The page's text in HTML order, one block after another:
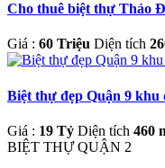
Cho thuê biệt thự Thảo
Giá : 60 Triệu Diện tích
Biệt thự đẹp Quận 9
Giá : 19 Tỷ Diện tích 460
BIỆT THỰ QUẬN 2